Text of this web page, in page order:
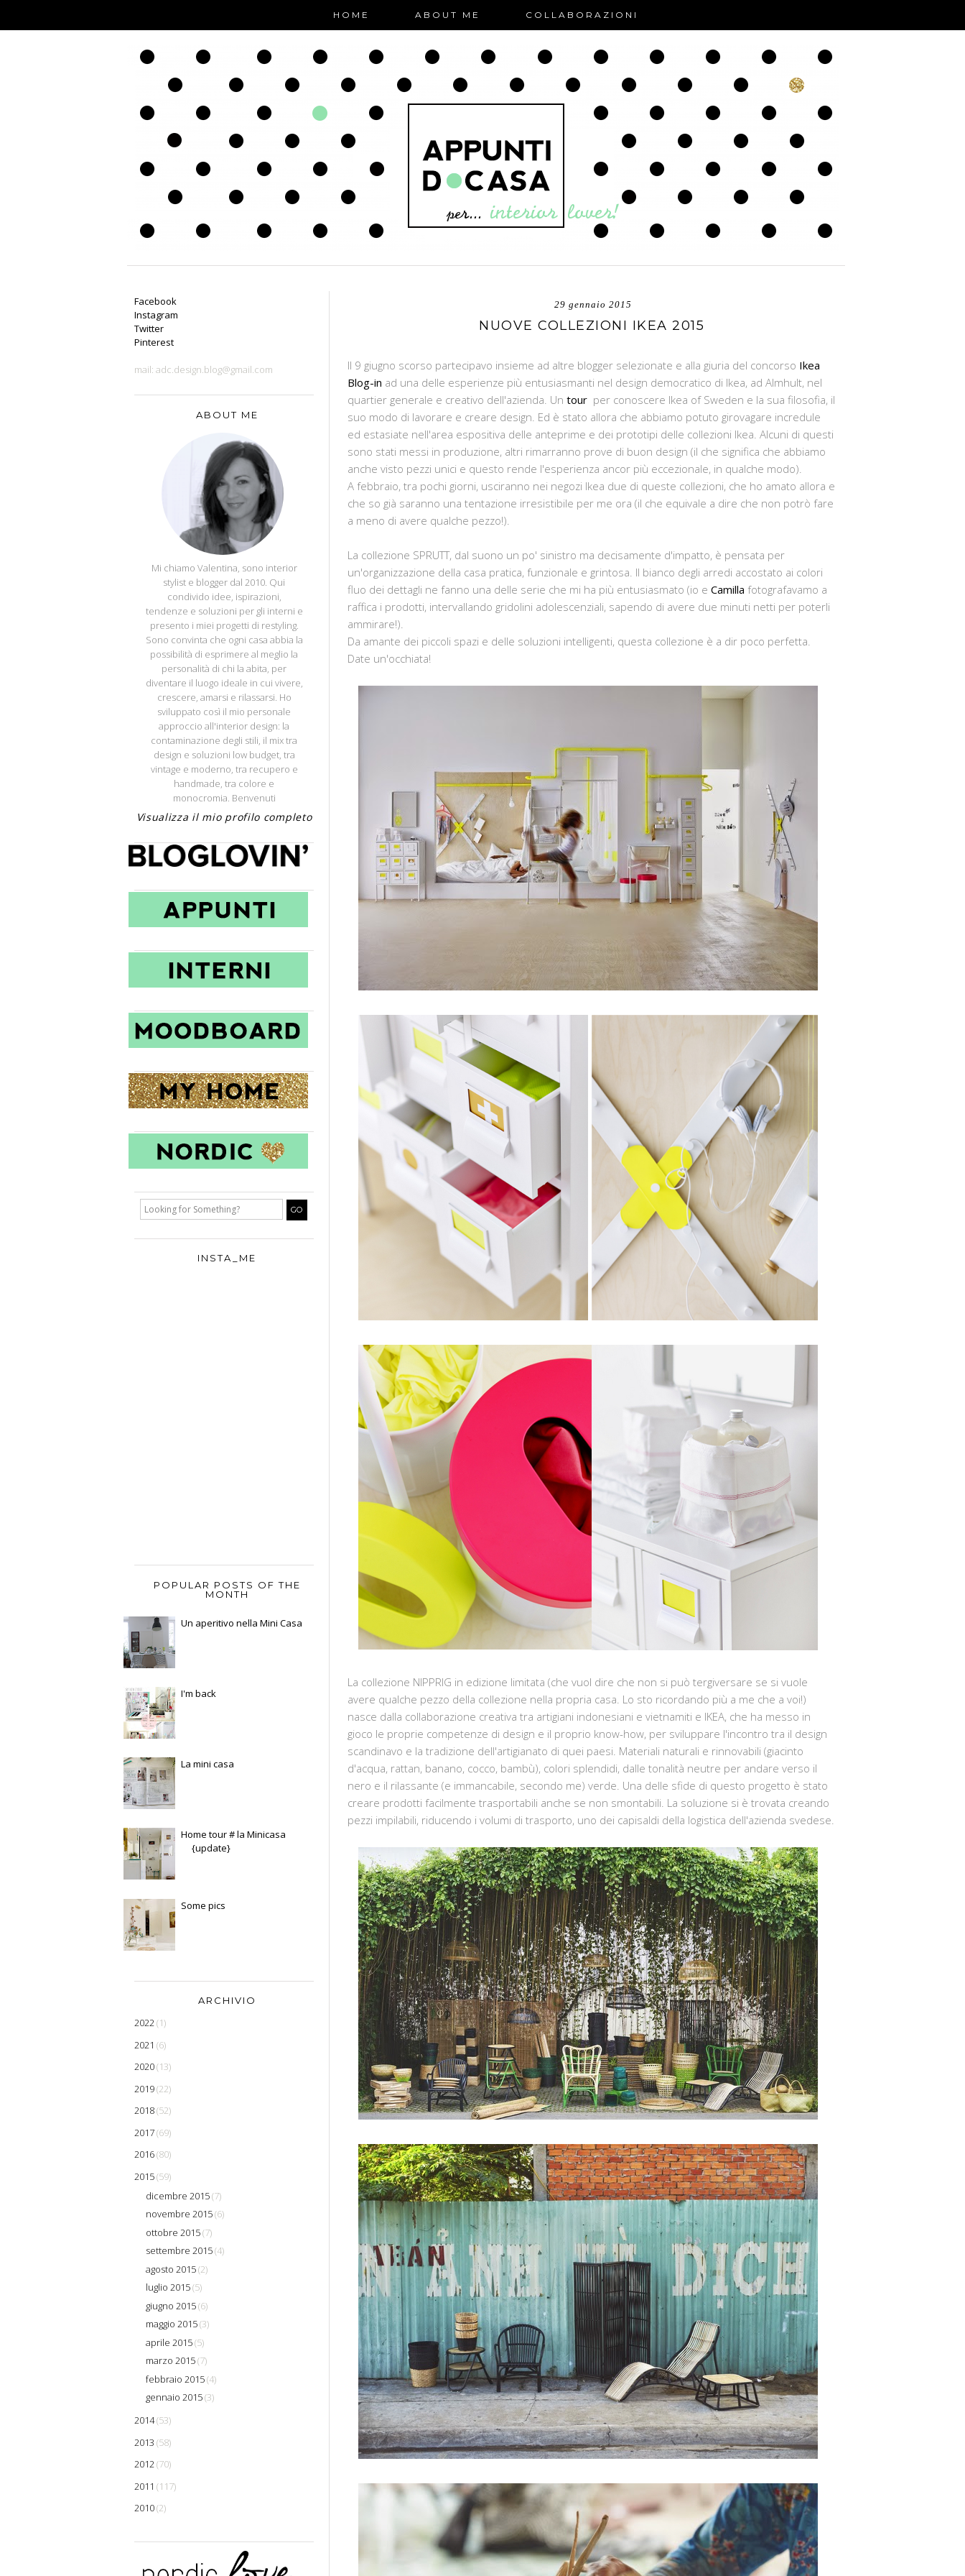
HOME ABOUT ME COLLABORAZIONI
29 gennaio 2015
NUOVE COLLEZIONI IKEA 2015
Il 9 giugno scorso partecipavo insieme ad altre blogger selezionate e alla giuria del concorso Ikea
Blog-in ad una delle esperienze più entusiasmanti nel design democratico di Ikea, ad Almhult, nel
quartier generale e creativo dell'azienda. Un tour per conoscere Ikea of Sweden e la sua filosofia, il
suo modo di lavorare e creare design. Ed è stato allora che abbiamo potuto girovagare incredule
ed estasiate nell'area espositiva delle anteprime e dei prototipi delle collezioni Ikea. Alcuni di questi
sono stati messi in produzione, altri rimarranno prove di buon design (il che significa che abbiamo
anche visto pezzi unici e questo rende l'esperienza ancor più eccezionale, in qualche modo).
A febbraio, tra pochi giorni, usciranno nei negozi Ikea due di queste collezioni, che ho amato allora e
che so già saranno una tentazione irresistibile per me ora (il che equivale a dire che non potrò fare
a meno di avere qualche pezzo!).
La collezione SPRUTT, dal suono un po' sinistro ma decisamente d'impatto, è pensata per
un'organizzazione della casa pratica, funzionale e grintosa. Il bianco degli arredi accostato ai colori
fluo dei dettagli ne fanno una delle serie che mi ha più entusiasmato (io e Camilla fotografavamo a
raffica i prodotti, intervallando gridolini adolescenziali, sapendo di avere due minuti netti per poterli
ammirare!).
Da amante dei piccoli spazi e delle soluzioni intelligenti, questa collezione è a dir poco perfetta.
Date un'occhiata!
La collezione NIPPRIG in edizione limitata (che vuol dire che non si può tergiversare se si vuole
avere qualche pezzo della collezione nella propria casa. Lo sto ricordando più a me che a voi!)
nasce dalla collaborazione creativa tra artigiani indonesiani e vietnamiti e IKEA, che ha messo in
gioco le proprie competenze di design e il proprio know-how, per sviluppare l'incontro tra il design
scandinavo e la tradizione dell'artigianato di quei paesi. Materiali naturali e rinnovabili (giacinto
d'acqua, rattan, banano, cocco, bambù), colori splendidi, dalle tonalità neutre per andare verso il
nero e il rilassante (e immancabile, secondo me) verde. Una delle sfide di questo progetto è stato
creare prodotti facilmente trasportabili anche se non smontabili. La soluzione si è trovata creando
pezzi impilabili, riducendo i volumi di trasporto, uno dei capisaldi della logistica dell'azienda svedese.
Facebook
Instagram
Twitter
Pinterest
mail: adc.design.blog@gmail.com
ABOUT ME
APPUNTI DI CASA
Mi chiamo Valentina, sono interior
stylist e blogger dal 2010. Qui
condivido idee, ispirazioni,
tendenze e soluzioni per gli interni e
presento i miei progetti di restyling.
Sono convinta che ogni casa abbia la
possibilità di esprimere al meglio la
personalità di chi la abita, per
diventare il luogo ideale in cui vivere,
crescere, amarsi e rilassarsi. Ho
sviluppato così il mio personale
approccio all'interior design: la
contaminazione degli stili, il mix tra
design e soluzioni low budget, tra
vintage e moderno, tra recupero e
handmade, tra colore e
monocromia. Benvenuti
Visualizza il mio profilo completo
INSTA_ME
POPULAR POSTS OF THE
MONTH
Un aperitivo nella Mini Casa
I'm back
La mini casa
Home tour # la Minicasa
{update}
Some pics
ARCHIVIO
2022(1)
2021 (6)
2020(13)
2019(22)
2018(52)
2017(69)
2016(80)
2015(59)
dicembre 2015(7)
novembre 2015(6)
ottobre 2015(7)
settembre 2015(4)
agosto 2015(2)
luglio 2015(5)
giugno 2015(6)
maggio 2015(3)
aprile 2015(5)
marzo 2015(7)
febbraio 2015(4)
gennaio 2015(3)
2014(53)
2013 (58)
2012(70)
2011 (117)
2010(2)